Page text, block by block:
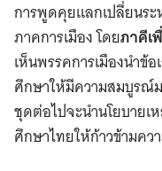
การพูดคุยแลกเปลี่ยนระ
ภาคการเมือง โดยภาคีเ
เห็นพรรคการเมืองนำข้
ศึกษาให้มีความสมบูรณ์
ชุดต่อไปจะนำนโยบายเ
ศึกษาไทยให้ก้าวข้ามค